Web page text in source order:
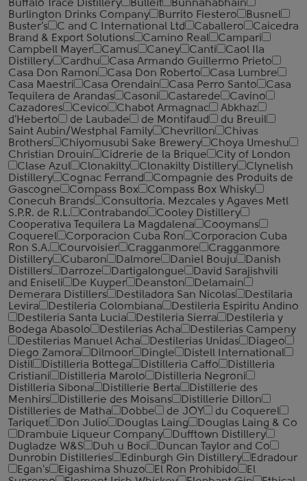
Buffalo Trace Distillery Bulleit
Bunnahabhain
Burlington Drinks Company
Burrito Fiestero
Busnel
Buster's
C and C International Ltd Caballero
Caicedra
Brand & Export Solutions
Camino Real
Campari
Campbell Mayer
Camus Caney Canti
Caol Ila
Distillery
Cardhu
Casa Armando Guillermo Prieto
Casa Don Ramon
Casa Don Roberto
Casa Lumbre
Casa Maestri
Casa Orendain Casa Perro Santo
Casa
Tequilera de Arandas
Casoni Castarede
Cavino
Cazadores
Cevico Chabot Armagnac
Abkhaz
d'Heberto
de Laubade de Montifaud
du Breuil
Saint Aubin/Westphal Family
Chevrillon
Chivas
Brothers
Chiyomusubi Sake Brewery
Choya Umeshu
Christian Drouin
Cidrerie de la Brique
City of London
Clase Azul
Clonakilty Clonakilty Distillery
Clynelish
Distillery
Cognac Ferrand
Compagnie des Produits de
Gascogne
Compass Box
Compass Box Whisky
Conecuh Brands
Consultoria. Mezcales y Agaves Metl
S.P.R. de R.L.
Contrabando
Cooley Distillery
Cooperativa Tequilera La Magdalena
Cooymans
Coquerel
Corporacion Cuba Ron
Corporacion Cuba
Ron S.A.
Courvoisier Cragganmore
Cragganmore
Distillery
Cubaron Dalmore Daniel Bouju
Danish
Distillers
Darroze Dartigalongue
David Sarajishvili
and Eniseli
De Kuyper Deanston
Delamain
Demerara Distillers
Destiladora San Nicolas
Destilaria
Levira
Destileria Colombiana
Destileria Espiritu Andino
Destileria Santa Lucia
Destileria Sierra
Destileria y
Bodega Abasolo
Destilerias Acha
Destilerias Campeny
Destilerias Manuel Acha
Destilerias Unidas
Diageo
Diego Zamora
Dilmoor Dingle
Distell International
Distil
Distilleria Bottega Distilleria Caffo
Distilleria
Cristiani
Distilleria Marolo
Distilleria Negroni
Distilleria Sibona
Distillerie Berta
Distillerie des
Menhirs
Distillerie des Moisans
Distillerie Dillon
Distilleries de Matha
Dobbe de JOY
du Coquerel
Tariquet
Don Julio Douglas Laing
Douglas Laing & Co
Drambuie Liqueur Company
Dufftown Distillery
Dugladze W&S
Duh u Boci
Duncan Taylor and Co
Dunrobin Distilleries
Edinburgh Gin Distillery
Edradour
Egan's
Eigashima Shuzo El Ron Prohibido
El